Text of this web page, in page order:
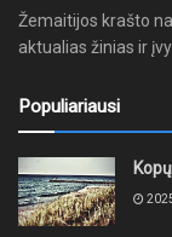
Žemaitijos krašto
aktualias žinias ir
Populiariausi